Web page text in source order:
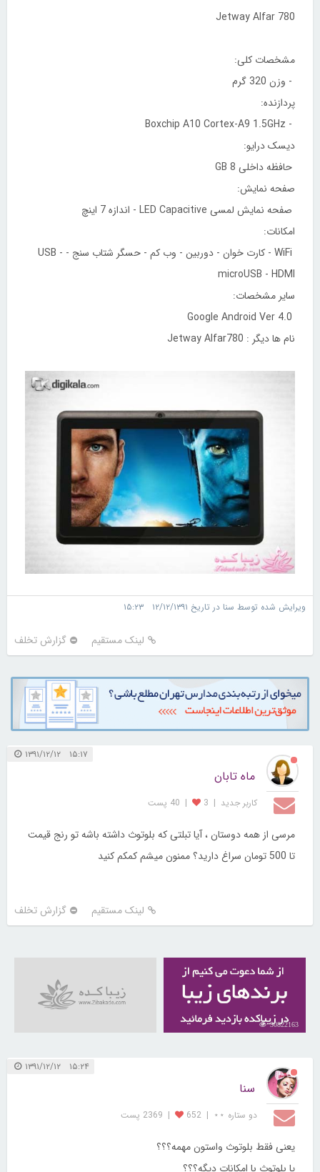
Jetway Alfar 780
مشخصات کلی:
- وزن 320 گرم
پردازنده:
- Boxchip A10 Cortex-A9 1.5GHz
دیسک درایو:
حافظه داخلی 8 GB
صفحه نمایش:
صفحه نمایش لمسی LED Capacitive - اندازه 7 اینچ
امکانات:
WiFi - کارت خوان - دوربین - وب کم - حسگر شتاب سنج - USB -
microUSB - HDMI
سایر مشخصات:
نام ها ديگر : Jetway Alfar780
ویرایش شده توسط سنا در تاریخ ۱۲/۱۲/۱۳۹۱ ۱۵:۲۳
لینک مستقیم گزارش تخلف
۱۵:۱۷ ۱۳۹۱/۱۲/۱۲
ماه تابان
کاربر جديد |
3
| 40 پست
مرسی از همه دوستان ، آیا تبلتی که بلوتوث داشته باشه تو رنج قیمت
تا 500 تومان سراغ دارید؟ ممنون میشم کمکم کنید
لینک مستقیم گزارش تخلف
30822163
۱۵:۲۴ ۱۳۹۱/۱۲/۱۲
سنا
دو ستاره ⋆⋆ |
652
| 2369 پست
یعنی فقط بلوتوث واستون مهمه؟؟؟
یا بلوتوث با امکانات دیگه؟؟؟